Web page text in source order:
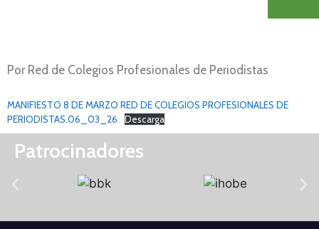
Por Red de Colegios Profesionales de Periodistas
MANIFIESTO 8 DE MARZO RED DE COLEGIOS PROFESIONALES DE
PERIODISTAS.06_03_26
Descarga
Patrocinadores